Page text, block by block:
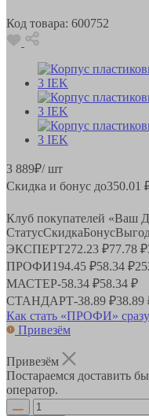
Код товара: 600752
3 889₽/ шт
Скидка и бонус до350.01
Клуб покупателей «Ваш
СтатусСкидкаБонус
ЭКСПЕРТ272.23 ₽77.78 ₽
ПРОФИ194.45 ₽58.34 ₽
МАСТЕР-58.34 ₽58.34 ₽
СТАНДАРТ-38.89 ₽38.89
Как стать «ПРОФИ»
Привезём
Привезём
Постараемся доставить
оператор.